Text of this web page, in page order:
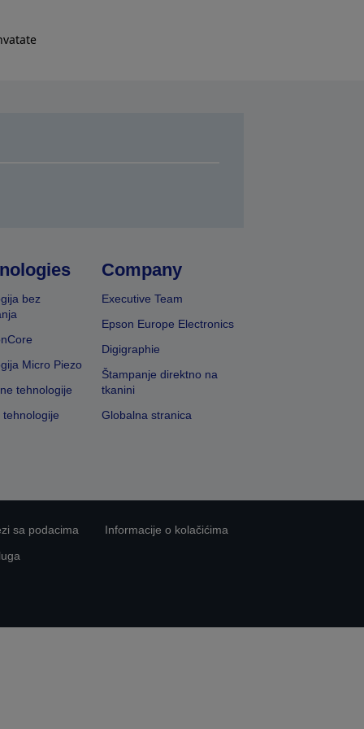
bez
Micro Piezo
tehnologije
Company
Executive Team
Epson Europe Electronics
Digigraphie
Štampanje direktno na
tkanini
Globalna stranica
sa podacima
Informacije o kolačićima